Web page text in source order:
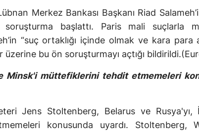
Merkez Bankası Başkanı Riad
soruşturma başlattı. Paris mali suçlarla
“suç ortaklığı içinde olmak ve kara para
bu ön soruşturmayı açtığı
Minsk'i müttefiklerini tehdit etmemeleri
Jens Stoltenberg, Belarus ve Rusya'yı,
konusunda uyardı. Stoltenberg,